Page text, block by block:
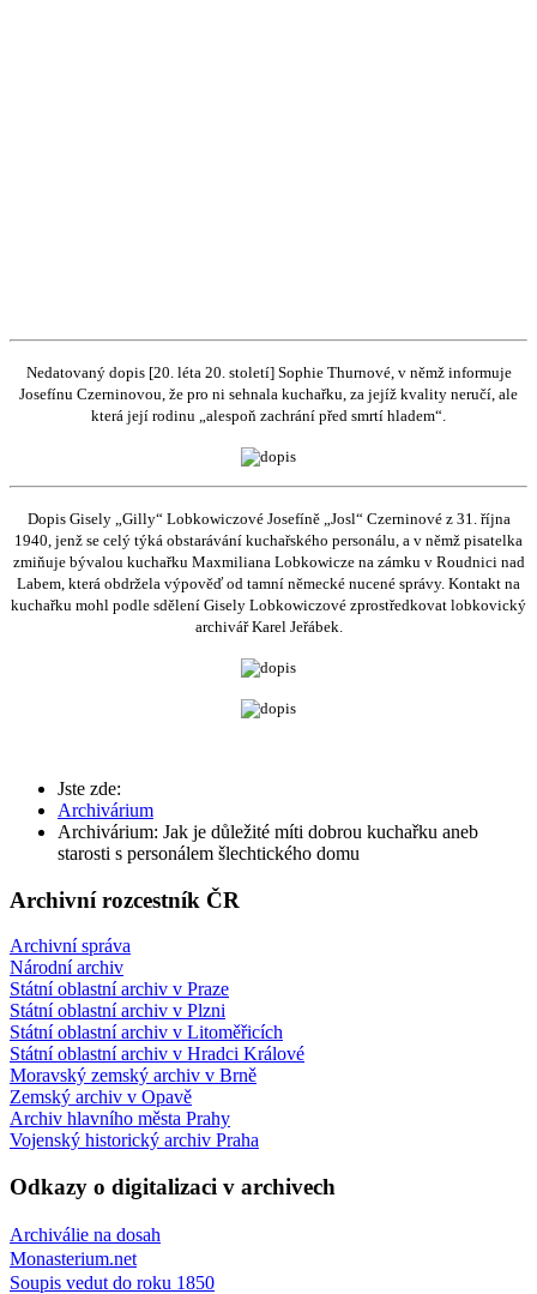
Nedatovaný dopis [20. léta 20. století] Sophie Thurnové, v němž informuje
Josefínu Czerninovou, že pro ni sehnala kuchařku, za jejíž kvality neručí, ale
která její rodinu „alespoň zachrání před smrtí hladem“.
Dopis Gisely „Gilly“ Lobkowiczové Josefíně „Josl“ Czerninové z 31. října
1940, jenž se celý týká obstarávání kuchařského personálu, a v němž pisatelka
zmiňuje bývalou kuchařku Maxmiliana Lobkowicze na zámku v Roudnici nad
Labem, která obdržela výpověď od tamní německé nucené správy. Kontakt na
kuchařku mohl podle sdělení Gisely Lobkowiczové zprostředkovat lobkovický
archivář Karel Jeřábek.
Jste zde:
Archivárium
Archivárium: Jak je důležité míti dobrou kuchařku aneb
starosti s personálem šlechtického domu
Archivní rozcestník ČR
Archivní správa
Národní archiv
Státní oblastní archiv v Praze
Státní oblastní archiv v Plzni
Státní oblastní archiv v Litoměřicích
Státní oblastní archiv v Hradci Králové
Moravský zemský archiv v Brně
Zemský archiv v Opavě
Archiv hlavního města Prahy
Vojenský historický archiv Praha
Odkazy o digitalizaci v archivech
Archiválie na dosah
Monasterium.net
Soupis vedut do roku 1850